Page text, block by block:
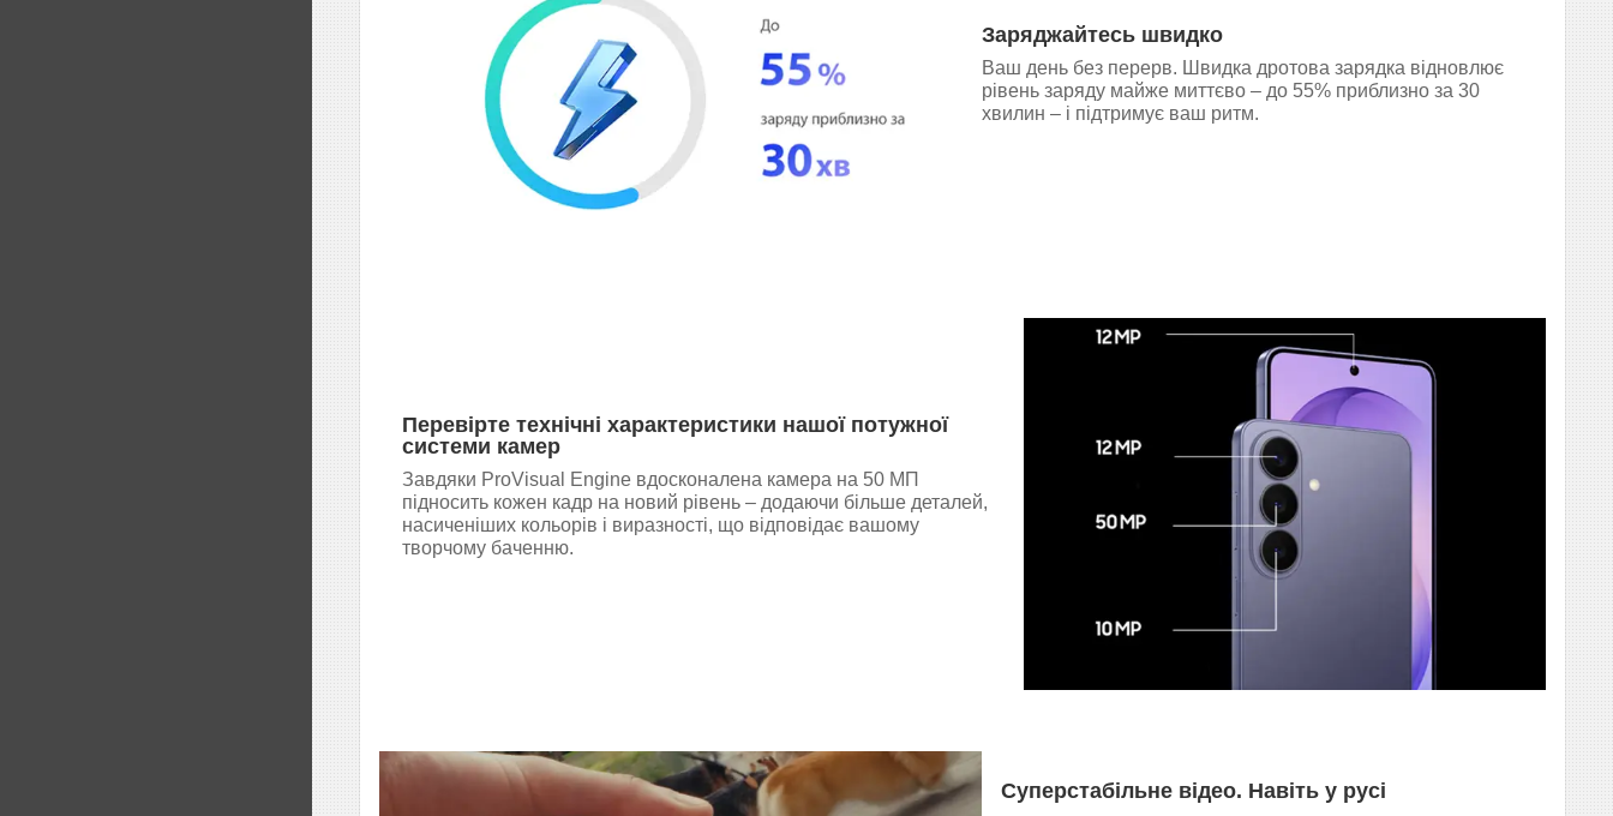
Заряджайтесь швидко
Ваш день без перерв. Швидка дротова зарядка відновлює
рівень заряду майже миттєво – до 55% приблизно за 30
хвилин – і підтримує ваш ритм.
Перевірте технічні характеристики нашої потужної
системи камер
Завдяки ProVisual Engine вдосконалена камера на 50 МП
підносить кожен кадр на новий рівень – додаючи більше деталей,
насиченіших кольорів і виразності, що відповідає вашому
творчому баченню.
Суперстабільне відео. Навіть у русі